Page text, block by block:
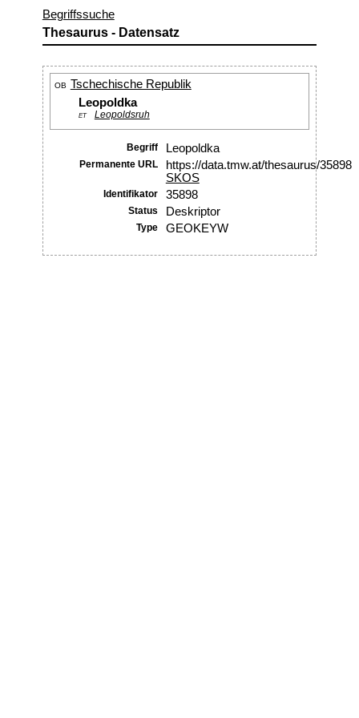
Begriffssuche
Thesaurus - Datensatz
OB Tschechische Republik
Leopoldka
ET Leopoldsruh
Begriff Leopoldka
Permanente URL
https://data.tmw.at/thesaurus/35898
SKOS
Identifikator 35898
Status Deskriptor
Type GEOKEYW